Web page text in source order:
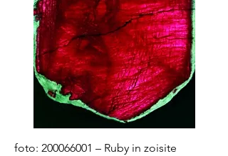
foto: 200066001 – Ruby in zoisite